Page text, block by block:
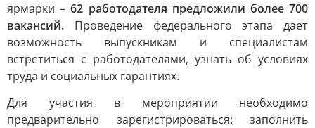
ярмарки –62 работодателя предложили более 700
вакансий. Проведение федерального этапа дает
возможность выпускникам и специалистам
встретиться с работодателями, узнать об условиях
труда и социальных гарантиях.
Для участия в мероприятии необходимо
предварительно зарегистрироваться: заполнить